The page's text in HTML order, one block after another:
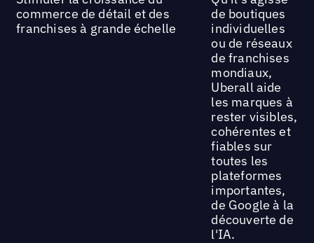
commerce de détail et des
franchises à grande échelle
de boutiques
individuelles
ou de réseaux
de franchises
mondiaux,
Uberall aide
les marques à
rester visibles,
cohérentes et
fiables sur
toutes les
plateformes
importantes,
de Google à la
découverte de
l'IA.